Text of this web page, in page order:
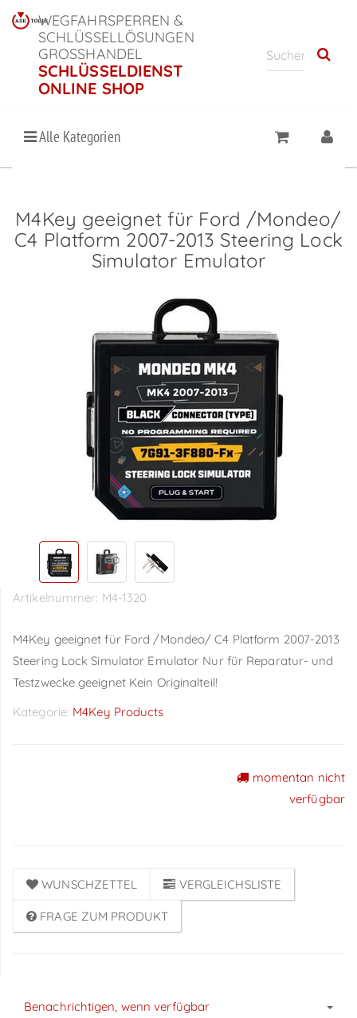
WEGFAHRSPERREN &
SCHLÜSSELLÖSUNGEN
GROSSHANDEL
SCHLÜSSELDIENST
ONLINE SHOP
Alle Kategorien
M4Key geeignet für Ford /Mondeo/
C4 Platform 2007-2013 Steering Lock
Simulator Emulator
Artikelnummer: M4-1320
M4Key geeignet für Ford /Mondeo/ C4 Platform 2007-2013
Steering Lock Simulator Emulator Nur für Reparatur- und
Testzwecke geeignet Kein Originalteil!
Kategorie: M4Key Products
momentan nicht
verfügbar
WUNSCHZETTEL VERGLEICHSLISTE
FRAGE ZUM PRODUKT
Benachrichtigen, wenn verfügbar